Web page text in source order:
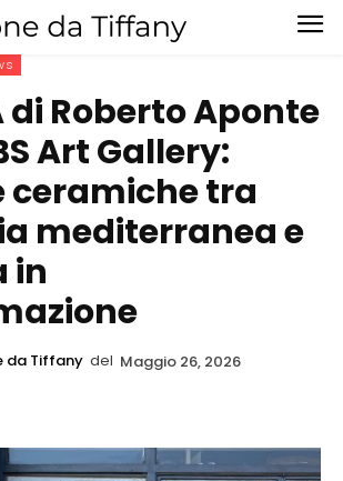
di Roberto Aponte
Art Gallery:
ceramiche tra
mediterranea e
in
da Tiffany del Maggio 26, 2026